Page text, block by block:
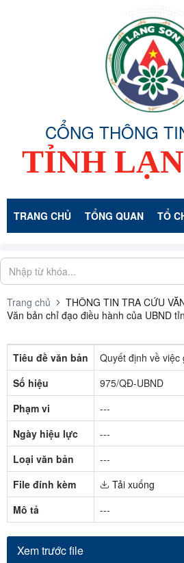
CỔNG THÔNG
TỈNH
TRANG CHỦ TỔNG QUAN TỔ
Trang chủ
THÔNG TIN TRA CỨU
Văn bản chỉ đạo điều hành của UBND
Tiêu đề văn bản
Quyết định về
Số hiệu
975/QĐ-UBND
Phạm vi
---
Ngày hiệu lực
---
Loại văn bản
---
File đính kèm
Tải xuống
Mô tả
---
Xem trước file